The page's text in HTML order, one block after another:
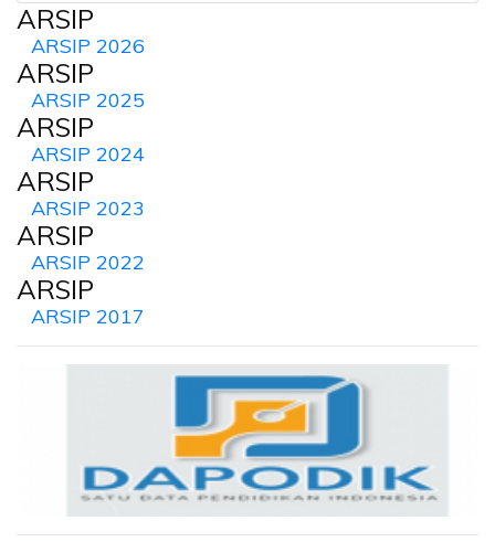
ARSIP
ARSIP 2026
ARSIP
ARSIP 2025
ARSIP
ARSIP 2024
ARSIP
ARSIP 2023
ARSIP
ARSIP 2022
ARSIP
ARSIP 2017